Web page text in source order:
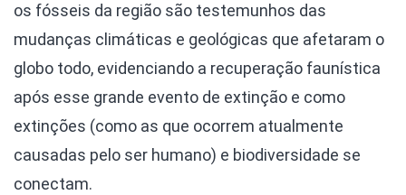
os fósseis da região são testemunhos das
mudanças climáticas e geológicas que afetaram o
globo todo, evidenciando a recuperação faunística
após esse grande evento de extinção e como
extinções (como as que ocorrem atualmente
causadas pelo ser humano) e biodiversidade se
conectam.